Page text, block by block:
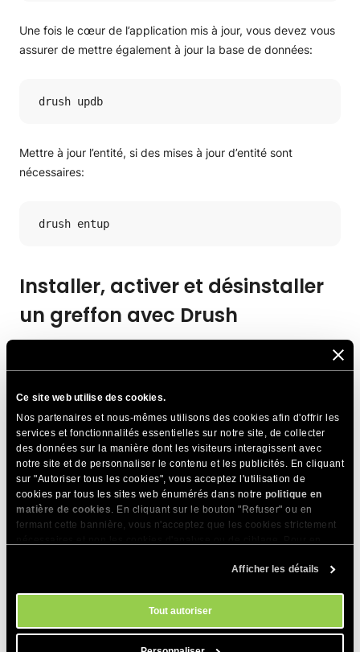
Ce site web utilise des cookies.
Nos partenaires et nous-mêmes utilisons des cookies afin d'offrir les
services et fonctionnalités essentielles sur notre site, de collecter
des données sur la manière dont les visiteurs interagissent avec
notre site et de personnaliser le contenu et les publicités. En cliquant
sur "Autoriser tous les cookies", vous acceptez l'utilisation de
cookies par tous les sites web énumérés dans notre politique en
matière de cookies. En cliquant sur le bouton "Refuser" ou en
fermant cette bannière, vous n'acceptez que les cookies strictement
. Vous pouvez gérer vos préférences
Afficher les détails
Tout autoriser
Une fois le cœur de l’application mis à jour, vous devez vous
assurer de mettre également à jour la base de données:
drush updb
Mettre à jour l’entité, si des mises à jour d’entité sont
nécessaires:
drush entup
Installer, activer et désinstaller
un greffon avec Drush
Pour installer un greffon choisi, vous devez le télécharger et
drush dl addtoany
La sortie serait similaire à:
Projet addtoany (8.x-1.8) téléchargé dans /home/